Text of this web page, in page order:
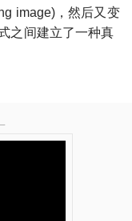
image)，然后又变
之间建立了一种真